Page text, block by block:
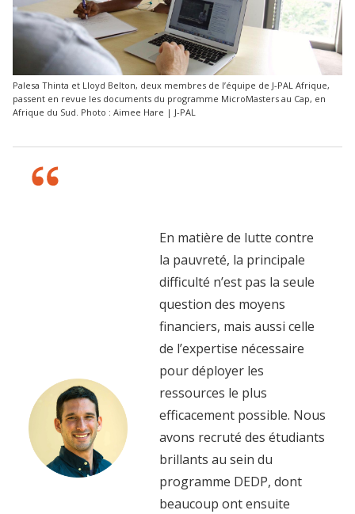
Palesa Thinta et Lloyd Belton, deux membres de l’équipe de J-PAL Afrique,
passent en revue les documents du programme MicroMasters au Cap, en
Afrique du Sud. Photo : Aimee Hare | J-PAL
En matière de lutte contre
la pauvreté, la principale
difficulté n’est pas la seule
question des moyens
financiers, mais aussi celle
de l’expertise nécessaire
pour déployer les
ressources le plus
efficacement possible. Nous
avons recruté des étudiants
brillants au sein du
programme DEDP, dont
beaucoup ont ensuite